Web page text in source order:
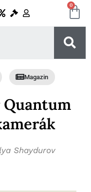
0
Magazin
Quantum
Shaydurov